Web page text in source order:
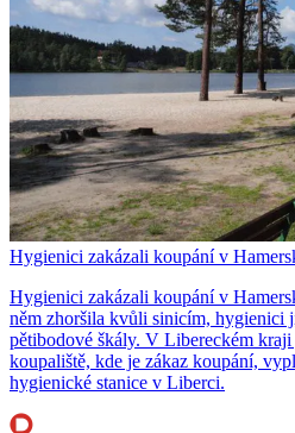
Hygienici zakázali koupání v
Hygienici zakázali koupání v
něm zhoršila kvůli sinicím, hygienici
pětibodové škály. V Libereckém
koupaliště, kde je zákaz koupání,
hygienické stanice v Liberci.